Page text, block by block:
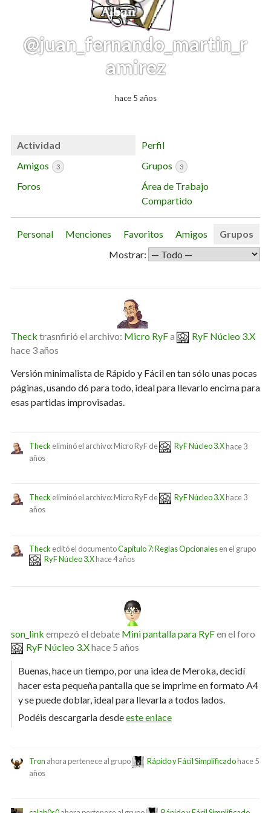
@juan_fernando_martin_r
amirez
hace 5 años
Actividad
Perfil
Amigos
3 Grupos 3
Foros
Área de Trabajo
Compartido
Personal Menciones Favoritos Amigos
Grupos
Mostrar:
Theck trasnfirió el archivo: Micro RyFa
RyF Núcleo 3.X
hace 3 años
Versión minimalista de Rápido y Fácil en tan sólo unas pocas
páginas, usando d6 para todo, ideal para llevarlo encima para
esas partidas improvisadas.
Theck eliminó el archivo: Micro RyF de RyF Núcleo 3.Xhace 3
años
Theck eliminó el archivo: Micro RyF de RyF Núcleo 3.Xhace 3
años
Theck editó el documentoCapítulo 7: Reglas Opcionalesen el grupo
RyF Núcleo 3.Xhace 4 años
son_link empezó el debate Mini pantalla para RyFen el foro
RyF Núcleo 3.Xhace 5 años
Buenas, hace un tiempo, por una idea de Meroka, decidí
hacer esta pequeña pantalla que se imprime en formato A4
y se puede doblar, ideal para llevarla a todos lados.
Podéis descargarla desdeeste enlace
Tron ahora pertenece al grupo Rápido y Fácil Simplificadohace 5
años